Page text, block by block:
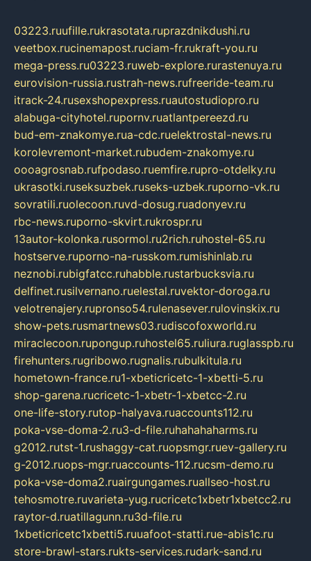
03223.ruufille.rukrasotata.ruprazdnikdushi.ru
veetbox.rucinemapost.ruciam-fr.rukraft-you.ru
mega-press.ru03223.ruweb-explore.rurastenuya.ru
eurovision-russia.rustrah-news.rufreeride-team.ru
itrack-24.rusexshopexpress.ruautostudiopro.ru
alabuga-cityhotel.rupornv.ruatlantpereezd.ru
bud-em-znakomye.rua-cdc.ruelektrostal-news.ru
korolevremont-market.rubudem-znakomye.ru
oooagrosnab.rufpodaso.ruemfire.rupro-otdelky.ru
ukrasotki.ruseksuzbek.ruseks-uzbek.ruporno-vk.ru
sovratili.ruolecoon.ruvd-dosug.ruadonyev.ru
rbc-news.ruporno-skvirt.rukrospr.ru
13autor-kolonka.rusormol.ru2rich.ruhostel-65.ru
hostserve.ruporno-na-russkom.rumishinlab.ru
neznobi.rubigfatcc.ruhabble.rustarbucksvia.ru
delfinet.rusilvernano.ruelestal.ruvektor-doroga.ru
velotrenajery.rupronso54.rulenasever.rulovinskix.ru
show-pets.rusmartnews03.rudiscofoxworld.ru
miraclecoon.rupongup.ruhostel65.ruliura.ruglasspb.ru
firehunters.rugribowo.rugnalis.rubulkitula.ru
hometown-france.ru1-xbeticricetc-1-xbetti-5.ru
shop-garena.rucricetc-1-xbetr-1-xbetcc-2.ru
one-life-story.rutop-halyava.ruaccounts112.ru
poka-vse-doma-2.ru3-d-file.ruhahahaharms.ru
g2012.rutst-1.rushaggy-cat.ruopsmgr.ruev-gallery.ru
g-2012.ruops-mgr.ruaccounts-112.rucsm-demo.ru
poka-vse-doma2.ruairgungames.ruallseo-host.ru
tehosmotre.ruvarieta-yug.rucricetc1xbetr1xbetcc2.ru
raytor-d.ruatillagunn.ru3d-file.ru
1xbeticricetc1xbetti5.ruuafoot-statti.rue-abis1c.ru
store-brawl-stars.rukts-services.rudark-sand.ru